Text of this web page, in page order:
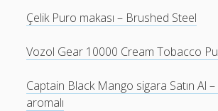
Çelik Puro makası – Brushed Steel
Vozol Gear 10000 Cream Tobacco
Captain Black Mango sigara Satın Al
aromalı